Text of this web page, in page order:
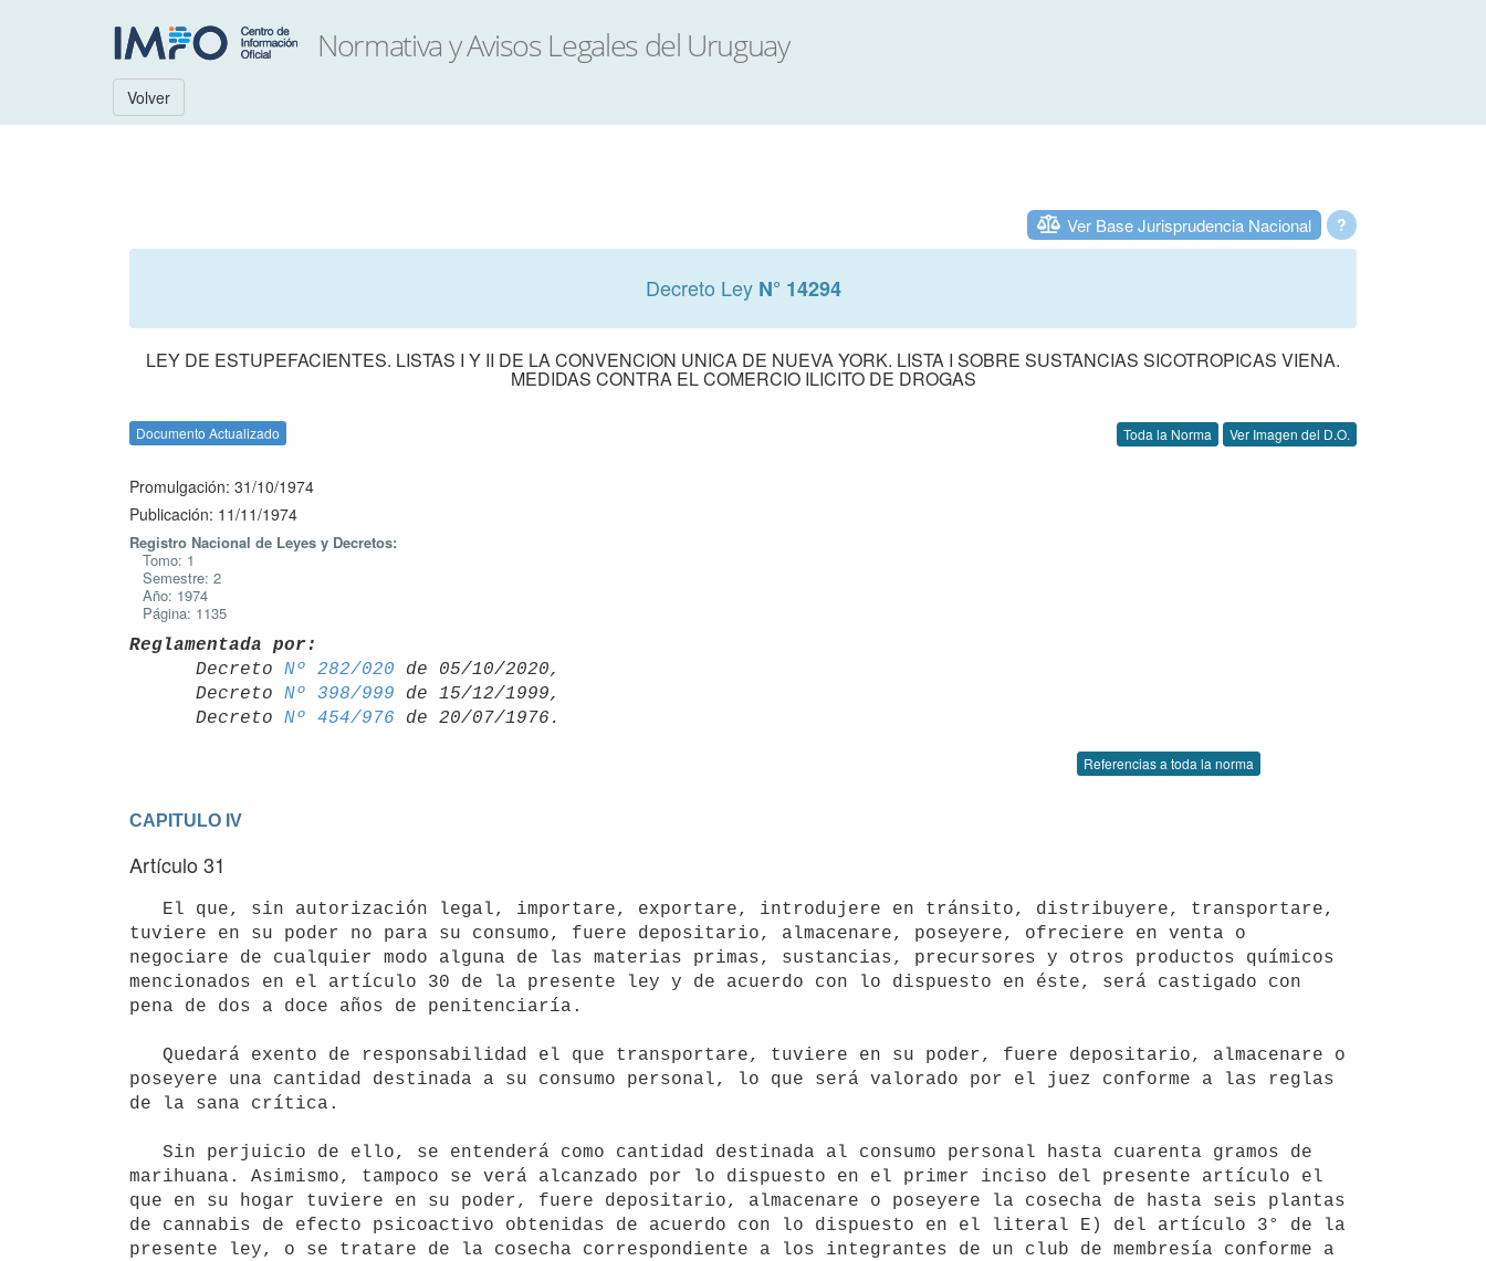
Volver
?
Ver Base Jurisprudencia Nacional
Decreto Ley N° 14294
LEY DE ESTUPEFACIENTES. LISTAS I Y II DE LA CONVENCION UNICA DE NUEVA YORK. LISTA I SOBRE SUSTANCIAS SICOTROPICAS VIENA.
MEDIDAS CONTRA EL COMERCIO ILICITO DE DROGAS
Documento Actualizado Toda la Norma Ver Imagen del D.O.
Promulgación: 31/10/1974
Publicación: 11/11/1974
Registro Nacional de Leyes y Decretos:
Tomo: 1
Semestre: 2
Año: 1974
Página: 1135
Reglamentada por:
Decreto Nº 282/020 de 05/10/2020,
      Decreto
Nº 398/999 de 15/12/1999,
      Decreto
Nº 454/976
Referencias a toda la norma
CAPITULO IV
Artículo 31
tuviere en su poder no para su consumo, fuere depositario, almacenare, poseyere, ofreciere en venta o
negociare de cualquier modo alguna de las materias primas, sustancias, precursores y otros productos químicos
mencionados en el artículo 30 de la presente ley y de acuerdo con lo dispuesto en éste, será castigado con
pena de dos a doce años de penitenciaría.
poseyere una cantidad destinada a su consumo personal, lo que será valorado por el juez conforme a las reglas
de la sana crítica.
marihuana. Asimismo, tampoco se verá alcanzado por lo dispuesto en el primer inciso del presente artículo el
que en su hogar tuviere en su poder, fuere depositario, almacenare o poseyere la cosecha de hasta seis plantas
de cannabis de efecto psicoactivo obtenidas de acuerdo con lo dispuesto en el literal E) del artículo 3° de la
presente ley, o se tratare de la cosecha correspondiente a los integrantes de un club de membresía conforme a